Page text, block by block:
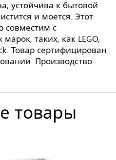
устойчива к бытовой
и моется. Этот
совместим с
таких, как LEGO,
Товар сертифицирован
Производство:
товары